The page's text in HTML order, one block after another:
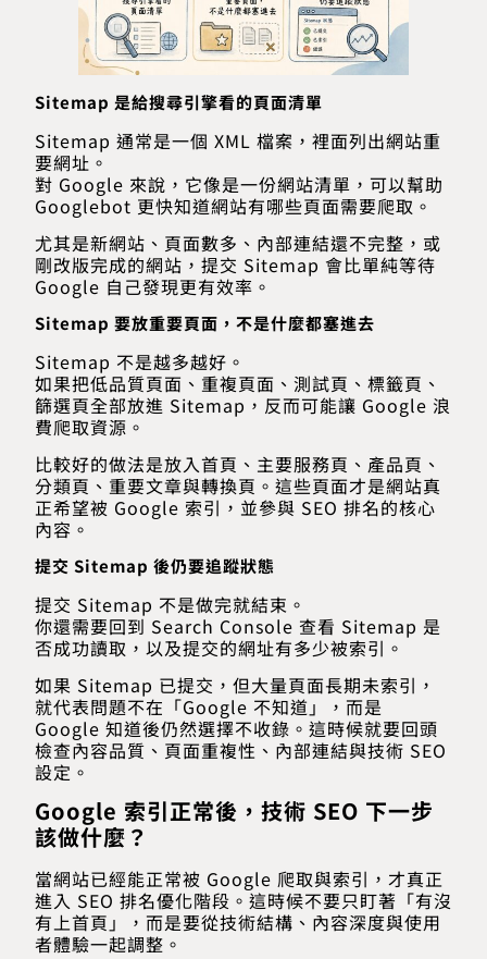
Sitemap 是給搜尋引擎看的頁面清單
Sitemap 通常是一個 XML 檔案，裡面列出網站重
要網址。
對 Google 來說，它像是一份網站清單，可以幫助
Googlebot 更快知道網站有哪些頁面需要爬取。
尤其是新網站、頁面數多、內部連結還不完整，或
剛改版完成的網站，提交 Sitemap 會比單純等待
Google 自己發現更有效率。
Sitemap 要放重要頁面，不是什麼都塞進去
Sitemap 不是越多越好。
如果把低品質頁面、重複頁面、測試頁、標籤頁、
篩選頁全部放進 Sitemap，反而可能讓 Google 浪
費爬取資源。
比較好的做法是放入首頁、主要服務頁、產品頁、
分類頁、重要文章與轉換頁。這些頁面才是網站真
正希望被 Google 索引，並參與 SEO 排名的核心
內容。
提交 Sitemap 後仍要追蹤狀態
提交 Sitemap 不是做完就結束。
你還需要回到 Search Console 查看 Sitemap 是
否成功讀取，以及提交的網址有多少被索引。
如果 Sitemap 已提交，但大量頁面長期未索引，
就代表問題不在「Google 不知道」，而是
Google 知道後仍然選擇不收錄。這時候就要回頭
檢查內容品質、頁面重複性、內部連結與技術 SEO
設定。
Google 索引正常後，技術 SEO 下一步
該做什麼？
當網站已經能正常被 Google 爬取與索引，才真正
進入 SEO 排名優化階段。這時候不要只盯著「有沒
有上首頁」，而是要從技術結構、內容深度與使用
者體驗一起調整。